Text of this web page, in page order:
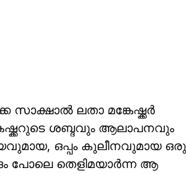
സാക്ഷാൽ ലതാ മങ്കേഷ്ക്കർ
ശബ്ദവും ആലാപനവും
ഒപ്പം കുലീനവുമായ ഒരു
പോലെ തെളിമയാർന്ന ആ